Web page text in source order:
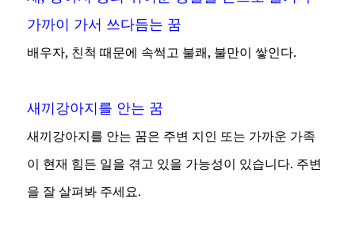
가까이 가서 쓰다듬는 꿈
배우자, 친척 때문에 속썩고 불쾌, 불만이 쌓인다.
새끼강아지를 안는 꿈
새끼강아지를 안는 꿈은 주변 지인 또는 가까운 가족
이 현재 힘든 일을 겪고 있을 가능성이 있습니다. 주변
을 잘 살펴봐 주세요.